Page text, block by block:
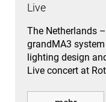
Live
The Netherlands
grandMA3
lighting design
Live concert at